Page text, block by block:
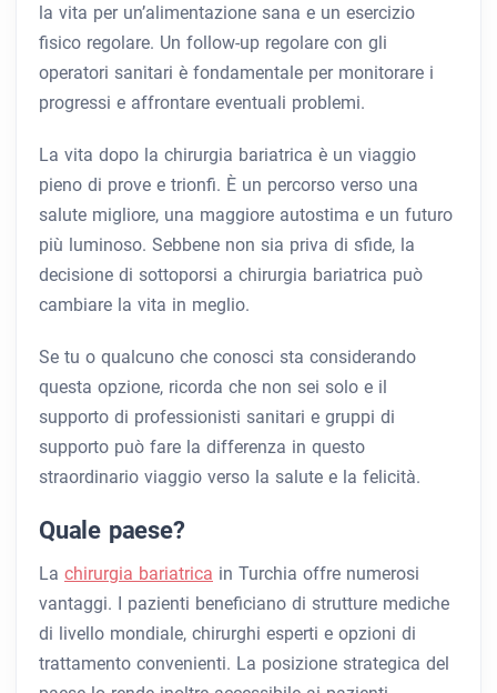
la vita per un’alimentazione sana e un esercizio
fisico regolare. Un follow-up regolare con gli
operatori sanitari è fondamentale per monitorare i
progressi e affrontare eventuali problemi.
La vita dopo la chirurgia bariatrica è un viaggio
pieno di prove e trionfi. È un percorso verso una
salute migliore, una maggiore autostima e un futuro
più luminoso. Sebbene non sia priva di sfide, la
decisione di sottoporsi a chirurgia bariatrica può
cambiare la vita in meglio.
Se tu o qualcuno che conosci sta considerando
questa opzione, ricorda che non sei solo e il
supporto di professionisti sanitari e gruppi di
supporto può fare la differenza in questo
straordinario viaggio verso la salute e la felicità.
Quale paese?
La chirurgia bariatrica in Turchia offre numerosi
vantaggi. I pazienti beneficiano di strutture mediche
di livello mondiale, chirurghi esperti e opzioni di
trattamento convenienti. La posizione strategica del